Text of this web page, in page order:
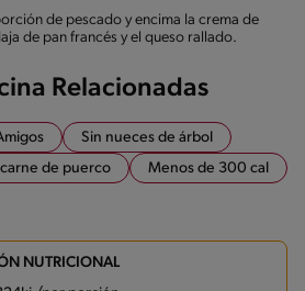
de pescado y encima la crema de
de pan francés y el queso rallado.
Relacionadas
Sin nueces de árbol
de puerco
Menos de 300 cal
NUTRICIONAL